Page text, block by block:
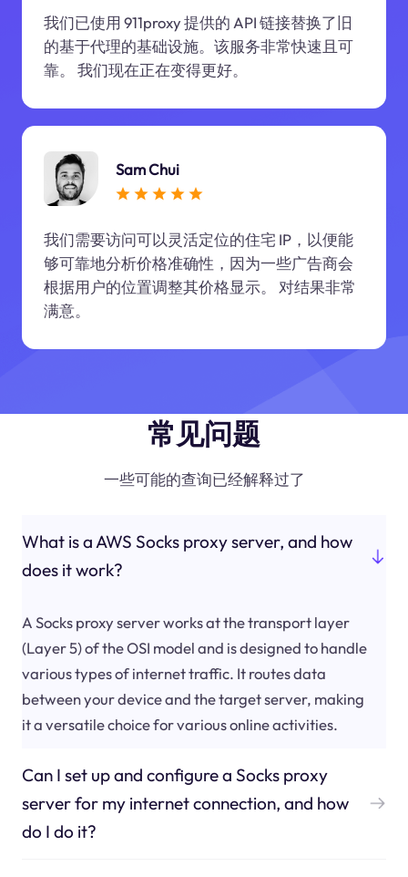
我们已使用 911proxy 提供的 API 链接替换了旧
的基于代理的基础设施。该服务非常快速且可
靠。 我们现在正在变得更好。
Sam Chui
我们需要访问可以灵活定位的住宅 IP，以便能
够可靠地分析价格准确性，因为一些广告商会
根据用户的位置调整其价格显示。 对结果非常
满意。
常见问题
一些可能的查询已经解释过了
What is a AWS Socks proxy server, and how
does it work?
A Socks proxy server works at the transport layer
(Layer 5) of the OSI model and is designed to handle
various types of internet traffic. It routes data
between your device and the target server, making
it a versatile choice for various online activities.
Can I set up and configure a Socks proxy
server for my internet connection, and how
do I do it?